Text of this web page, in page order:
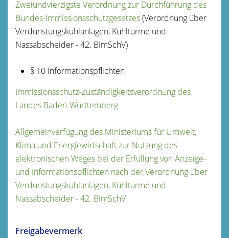
Zweiundvierzigste Verordnung zur Durchführung des
Bundes-Immissionsschutzgesetzes(Verordnung über
Verdunstungskühlanlagen, Kühltürme und
Nassabscheider - 42. BImSchV)
§ 10 Informationspflichten
Immissionsschutz-Zuständigkeitsverordnung des
Landes Baden-Württemberg
Allgemeinverfügung des Ministeriums für Umwelt,
Klima und Energiewirtschaft zur Nutzung des
elektronischen Weges bei der Erfüllung von Anzeige-
und Informationspflichten nach der Verordnung über
Verdunstungskühlanlagen, Kühltürme und
Nassabscheider - 42. BImSchV
Freigabevermerk